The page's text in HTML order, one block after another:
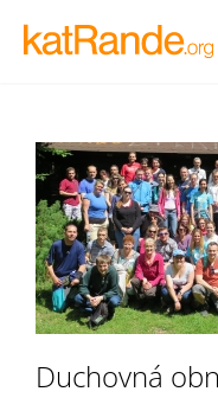
Prihlásenie
Duchovná